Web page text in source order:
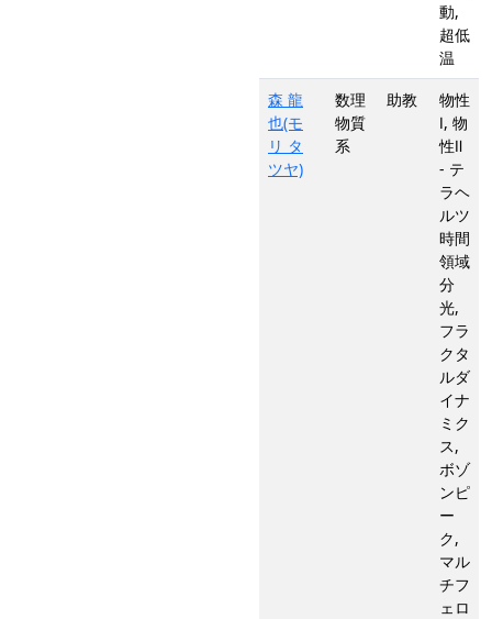
動,
超低
温
森 龍
也(モ
リ タ
ツヤ)
数理
物質
系
助教
物性
Ⅰ, 物
性Ⅱ
- テ
ラヘ
ルツ
時間
領域
分
光,
フラ
クタ
ルダ
イナ
ミク
ス,
ボゾ
ンピ
ー
ク,
マル
チフ
ェロ